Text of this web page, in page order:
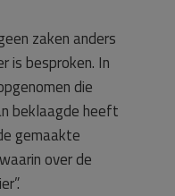
zaken anders
is besproken. In
die
beklaagde heeft
gemaakte
over de